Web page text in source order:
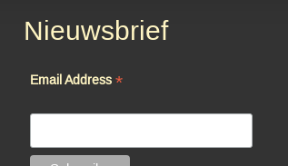
Nieuwsbrief
Email Address*